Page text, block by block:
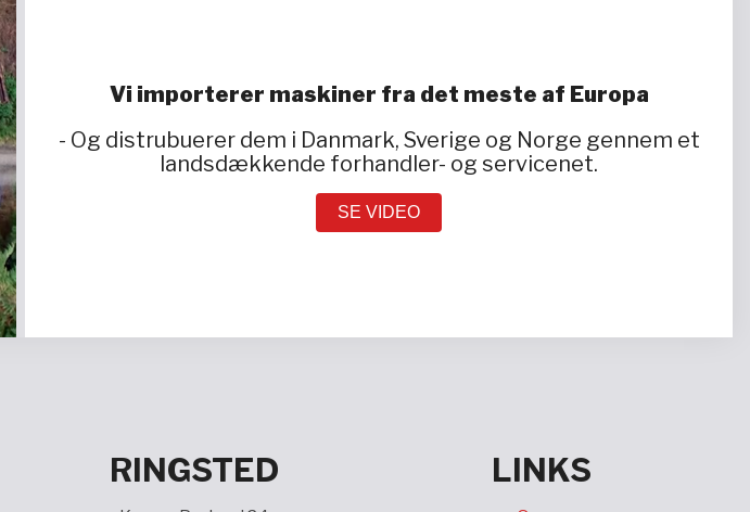
Vi importerer maskiner fra det meste af Europa
- Og distrubuerer dem i Danmark, Sverige og Norge gennem et
landsdækkende forhandler- og servicenet.
SE VIDEO
RINGSTED LINKS